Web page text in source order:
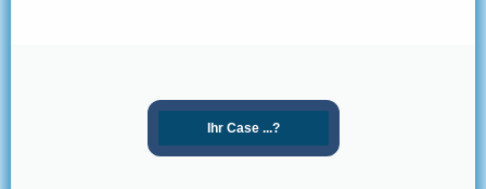
Ihr Case ...?